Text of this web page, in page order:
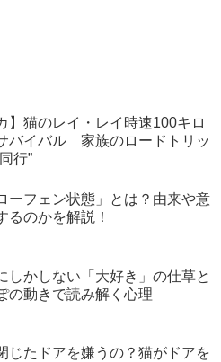
】猫のレイ・レイ時速100キロ
バイバル 家族のロードトリッ
行”
ーフェン状態」とは？由来や意
るのかを解説！
しかしない「大好き」の仕草と
の動きで読み解く心理
じたドアを嫌うの？猫がドアを